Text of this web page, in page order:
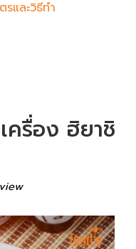
รและวิธีทำ
รื่อง ฮิยาชิ